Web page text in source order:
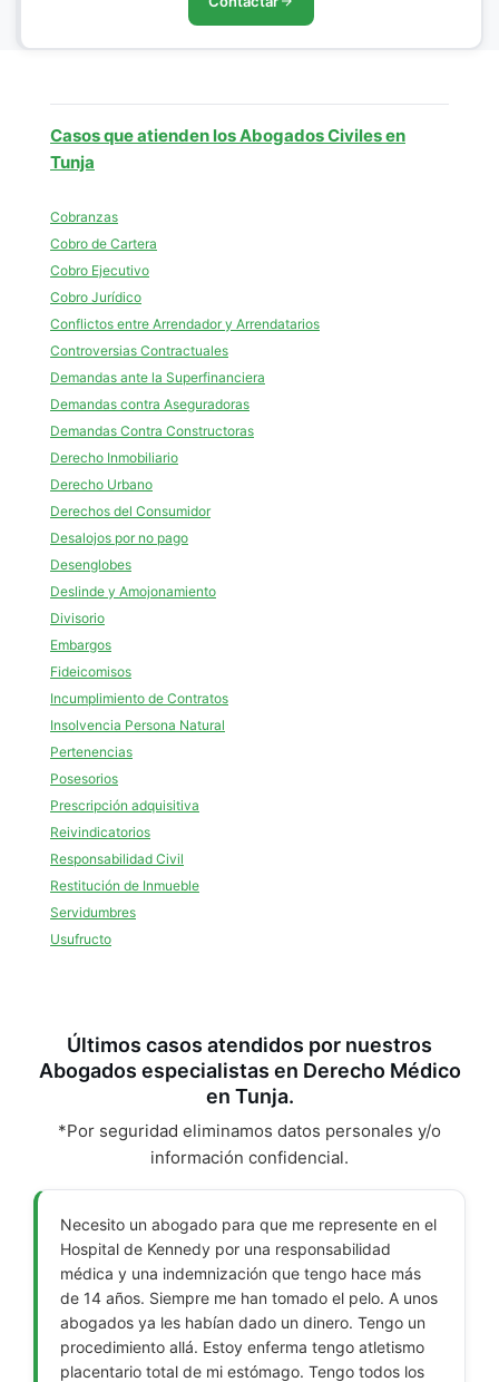
Casos que atienden los Abogados Civiles en
Tunja
Cobranzas
Cobro de Cartera
Cobro Ejecutivo
Cobro Jurídico
Conflictos entre Arrendador y Arrendatarios
Controversias Contractuales
Demandas ante la Superfinanciera
Demandas contra Aseguradoras
Demandas Contra Constructoras
Derecho Inmobiliario
Derecho Urbano
Derechos del Consumidor
Desalojos por no pago
Desenglobes
Deslinde y Amojonamiento
Divisorio
Embargos
Fideicomisos
Incumplimiento de Contratos
Insolvencia Persona Natural
Pertenencias
Posesorios
Prescripción adquisitiva
Reivindicatorios
Responsabilidad Civil
Restitución de Inmueble
Servidumbres
Usufructo
Últimos casos atendidos por nuestros
Abogados especialistas en Derecho Médico
en Tunja.
*Por seguridad eliminamos datos personales y/o
información confidencial.
Necesito un abogado para que me represente en el
Hospital de Kennedy por una responsabilidad
médica y una indemnización que tengo hace más
de 14 años. Siempre me han tomado el pelo. A unos
abogados ya les habían dado un dinero. Tengo un
procedimiento allá. Estoy enferma tengo atletismo
placentario total de mi estómago. Tengo todos los